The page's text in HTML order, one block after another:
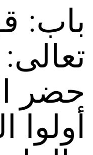
باب:
تعالى:
حضر
أولوا